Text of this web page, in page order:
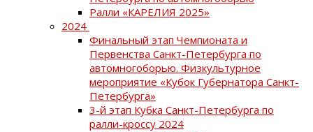
Ралли «КАРЕЛИЯ 2025»
2024
Финальный этап Чемпионата и
Первенства Санкт-Петербурга по
автомногоборью. Физкультурное
мероприятие «Кубок Губернатора Санкт-
Петербурга»
3-й этап Кубка Санкт-Петербурга по
ралли-кроссу 2024